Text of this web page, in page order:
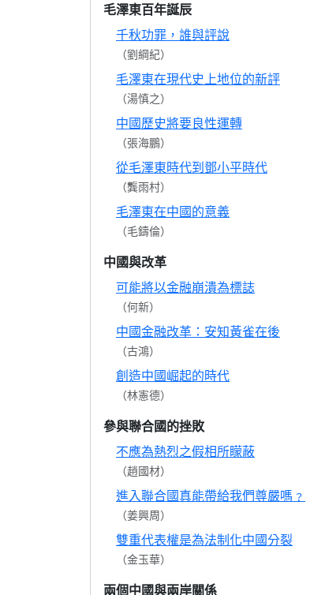
毛澤東百年誕辰
千秋功罪，誰與評說
（劉綱紀）
毛澤東在現代史上地位的新評
（湯慎之）
中國歷史將要良性運轉
（張海鵬）
從毛澤東時代到鄧小平時代
（龔雨村）
毛澤東在中國的意義
（毛鑄倫）
中國與改革
可能將以金融崩潰為標誌
（何新）
中國金融改革：安知黃雀在後
（古鴻）
創造中國崛起的時代
（林憲德）
參與聯合國的挫敗
不應為熱烈之假相所矇蔽
（趙國材）
進入聯合國真能帶給我們尊嚴嗎﹖
（姜興周）
雙重代表權是為法制化中國分裂
（金玉華）
兩個中國與兩岸關係